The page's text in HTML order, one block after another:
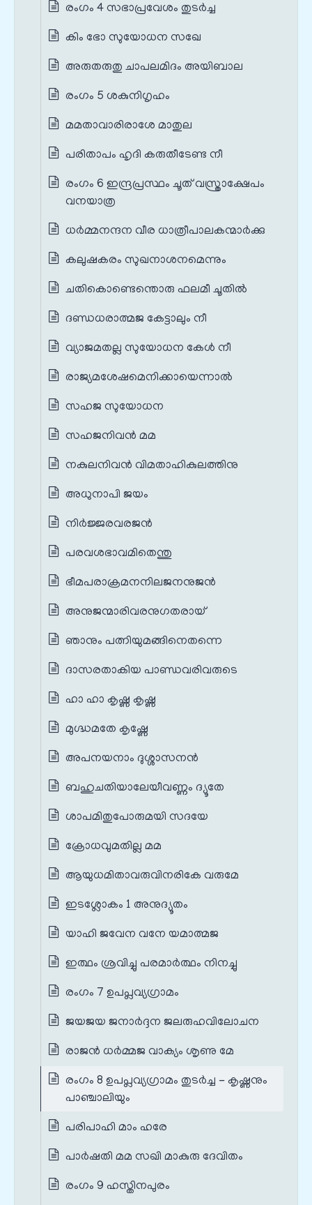
രംഗം 4 സഭാപ്രവേശം തുടർച്ച
കിം ഭോ സുയോധന സഖേ
അരുതരുതു ചാപലമിദം അയിബാല
രംഗം 5 ശകുനിഗൃഹം
മമതാവാരിരാശേ മാതുല
പരിതാപം ഹൃദി കരുതീടേണ്ട നീ
രംഗം 6 ഇന്ദ്രപ്രസ്ഥം ചൂത് വസ്ത്രാക്ഷേപം
വനയാത്ര
ധര്‍മ്മനന്ദന വീര ധാത്രീപാലകന്മാര്‍ക്കു
കലുഷകരം സുഖനാശനമെന്നും
ചതികൊണ്ടെന്തൊരു ഫലമീ ചൂതില്‍
ദണ്ഡധരാത്മജ കേട്ടാലും നീ
വ്യാജമതല്ല സുയോധന കേള്‍ നീ
രാജ്യമശേഷമെനിക്കായെന്നാല്‍
സഹജ സുയോധന
സഹജനിവന്‍ മമ
നകുലനിവന്‍ വിമതാഹികുലത്തിനു
അധുനാപി ജയം
നിര്‍ജ്ജരവരജന്‍
പരവശഭാവമിതെന്തു
ഭീമപരാക്രമനനിലജനനുജന്‍
അനുജന്മാരിവരനുഗതരായ്
ഞാനും പത്നിയുമങ്ങിനെതന്നെ
ദാസരതാകിയ പാണ്ഡവരിവരുടെ
ഹാ ഹാ കൃഷ്ണ കൃഷ്ണ
മുഗ്ദ്ധമതേ കൃഷ്ണേ
അപനയനാം ദുശ്ശാസനൻ
ബഹുചതിയാലേയീവണ്ണം ദ്യൂതേ
ശാപമിതുപോരുമയി സദയേ
ക്രോധവുമതില്ല മമ
ആയുധമിതാവരുവിനരികേ വരുമേ
ഇടശ്ലോകം 1 അനുദ്യൂതം
യാഹി ജവേന വനേ യമാത്മജ
ഇത്ഥം ശ്രവിച്ചു പരമാര്‍ത്ഥം നിനച്ചു
രംഗം 7 ഉപപ്ലവ്യഗ്രാമം
ജയജയ ജനാര്‍ദ്ദന ജലരുഹവിലോചന
രാജന്‍ ധര്‍മ്മജ വാക്യം ശൃണു മേ
രംഗം 8 ഉപപ്ലവ്യഗ്രാമം തുടർച്ച - കൃഷ്ണനും
പാഞ്ചാലിയും
പരിപാഹി മാം ഹരേ
പാര്‍ഷതി മമ സഖി മാകുരു ദേവിതം
രംഗം 9 ഹസ്തിനപുരം